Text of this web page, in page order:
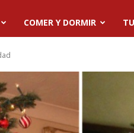
COMER Y DORMIR